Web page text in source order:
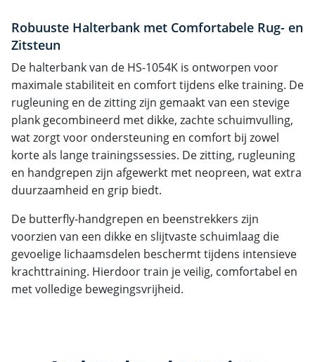
Robuuste Halterbank met Comfortabele Rug- en
Zitsteun
De halterbank van de HS-1054K is ontworpen voor
maximale stabiliteit en comfort tijdens elke training. De
rugleuning en de zitting zijn gemaakt van een stevige
plank gecombineerd met dikke, zachte schuimvulling,
wat zorgt voor ondersteuning en comfort bij zowel
korte als lange trainingssessies. De zitting, rugleuning
en handgrepen zijn afgewerkt met neopreen, wat extra
duurzaamheid en grip biedt.
De butterfly-handgrepen en beenstrekkers zijn
voorzien van een dikke en slijtvaste schuimlaag die
gevoelige lichaamsdelen beschermt tijdens intensieve
krachttraining. Hierdoor train je veilig, comfortabel en
met volledige bewegingsvrijheid.